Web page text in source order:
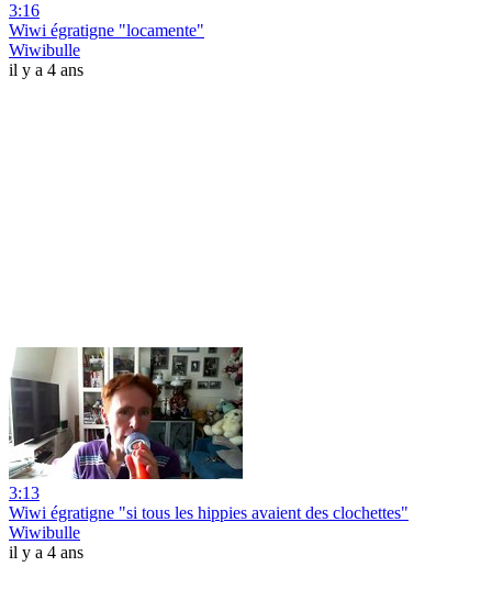
3:16
Wiwi égratigne "locamente"
Wiwibulle
il y a 4 ans
3:13
Wiwi égratigne "si tous les hippies avaient des clochettes"
Wiwibulle
il y a 4 ans